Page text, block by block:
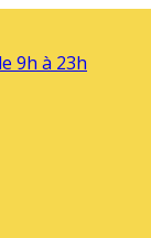
9h à 23h